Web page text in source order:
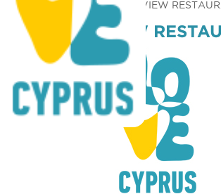
Gastronomy
» GOLFIANA VIEW
GOLFIANA VIEW